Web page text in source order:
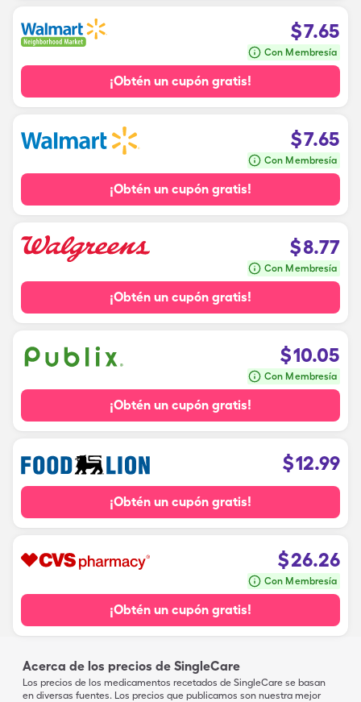
$7.65
Con Membresía
¡Obtén un cupón gratis!
$7.65
Con Membresía
¡Obtén un cupón gratis!
$8.77
Con Membresía
¡Obtén un cupón gratis!
$10.05
Con Membresía
¡Obtén un cupón gratis!
$12.99
¡Obtén un cupón gratis!
$26.26
Con Membresía
¡Obtén un cupón gratis!
Acerca de los precios de SingleCare
Los precios de los medicamentos recetados de SingleCare se basan
en diversas fuentes. Los precios que publicamos son nuestra mejor